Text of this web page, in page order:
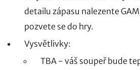
detailu zápasu nalezente
pozvete se do hry.
Vysvětlivky:
TBA - váš soupeř bude